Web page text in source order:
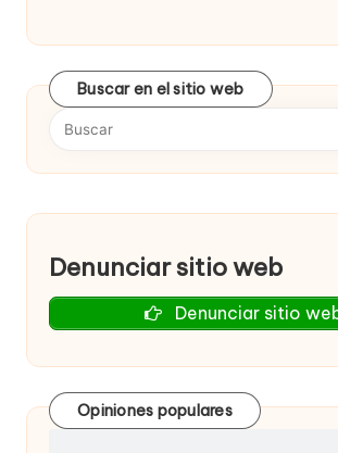
Buscar en el sitio web
Denunciar sitio web
Denunciar sitio
Opiniones populares